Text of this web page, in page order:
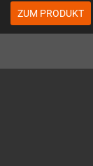
ZUM PRODUKT